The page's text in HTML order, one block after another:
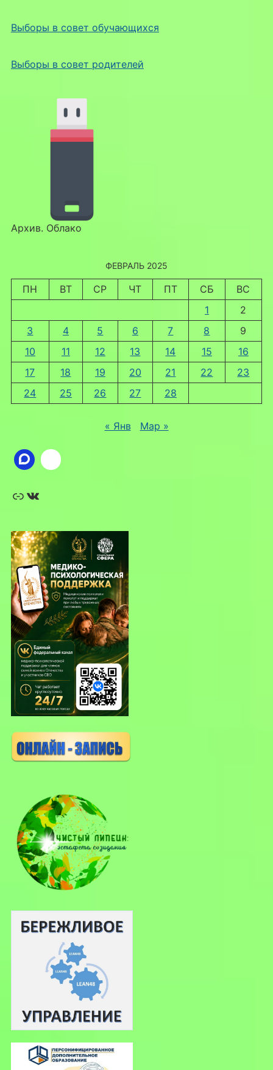
Выборы в совет обучающихся
Выборы в совет родителей
Архив. Облако
ФЕВРАЛЬ 2025
ПН ВТ СР ЧТ ПТ СБ
ВС
1
2
3
4 5 6 7 8
9
10
11 12 13 14 15
16
17
18 19 20 21 22
23
24
25 26 27 28
« Янв Мар »
Ссылка